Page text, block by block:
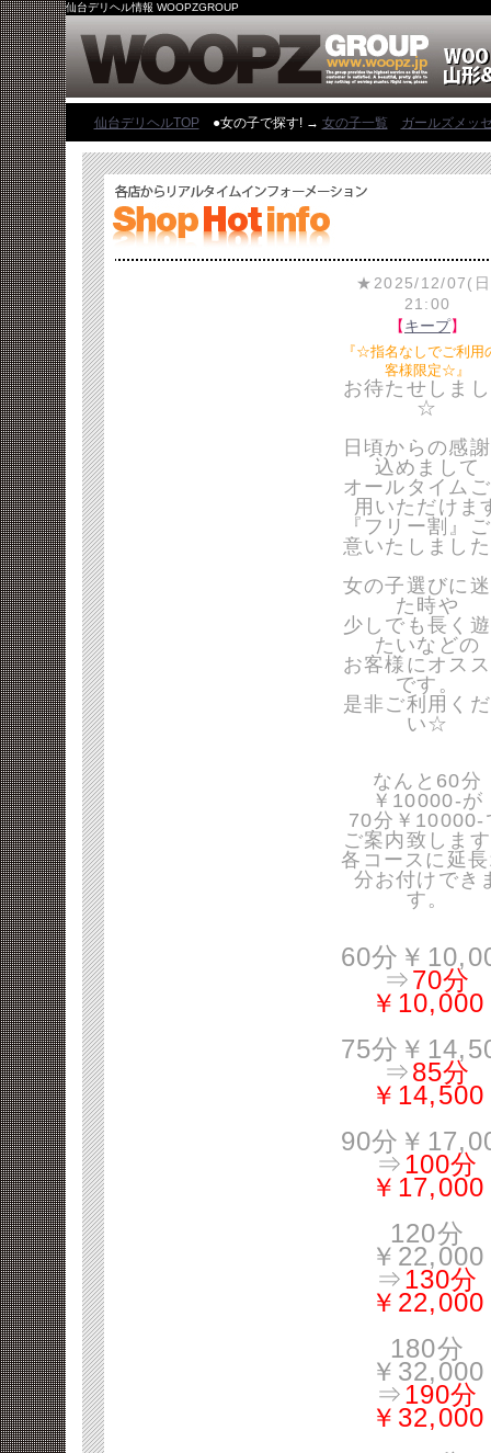
仙台デリヘル情報 WOOPZGROUP
仙台デリヘルTOP●女の子で探す! → 女の子一覧 ガールズメッ
★2025/12/07(
21:00
【キープ】
『☆指名なしでご利用
客様限定☆』
お待たせしま
☆
日頃からの感
込めまして
オールタイム
用いただけま
『フリー割』
意いたしまし
女の子選びに
た時や
少しでも長く
たいなどの
お客様にオス
です。
是非ご利用く
い☆
なんと60分
￥10000-が
70分￥10000-
ご案内致しま
各コースに延
分お付けでき
す。
60分￥
⇒70分
￥10,000
75分￥
⇒85分
￥14,500
90分￥
⇒100分
￥17,000
120分
￥22,000
⇒130分
￥22,000
180分
￥32,000
⇒190分
￥32,000